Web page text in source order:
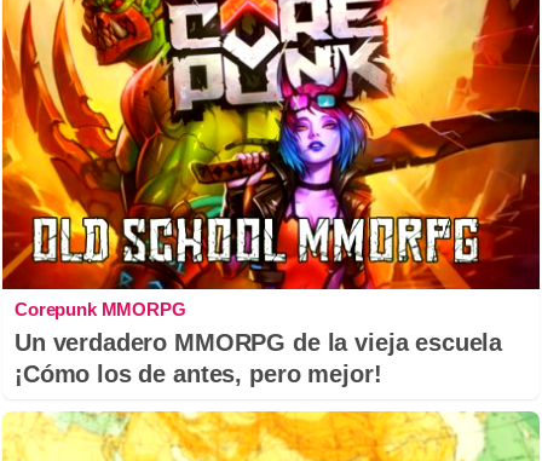
Corepunk MMORPG
Un verdadero MMORPG de la vieja escuela
¡Cómo los de antes, pero mejor!